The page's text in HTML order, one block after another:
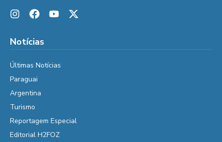
Notícias
Últimas Notícias
Paraguai
Argentina
Turismo
Reportagem Especial
Editorial H2FOZ